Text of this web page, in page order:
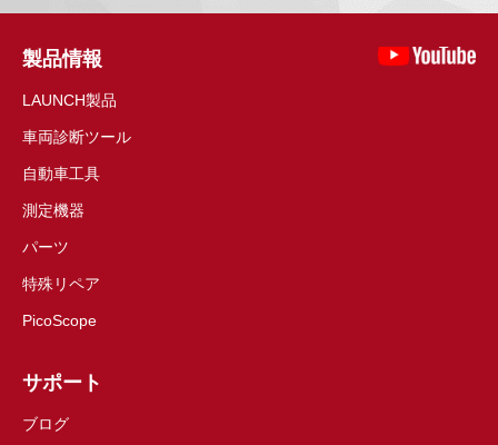
製品情報
LAUNCH製品
車両診断ツール
自動車工具
測定機器
パーツ
特殊リペア
PicoScope
サポート
ブログ